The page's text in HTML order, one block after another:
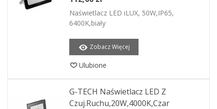
Naświetlacz LED iLUX, 50W,IP65,
6400K,biały
Zobacz Więcej
Ulubione
G-TECH Naświetlacz LED Z
Czuj.ruchu,20W,4000K,czar